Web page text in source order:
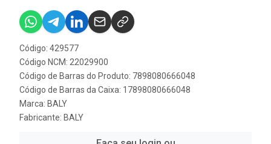
Código: 429577
Código NCM: 22029900
Código de Barras do Produto: 7898080666048
Código de Barras da Caixa: 17898080666048
Marca: BALY
Fabricante: BALY